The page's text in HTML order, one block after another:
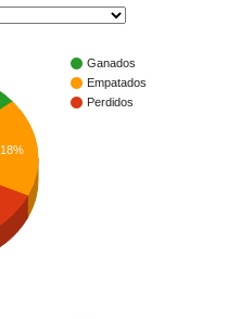
Ganados
Empatados
Perdidos
18%